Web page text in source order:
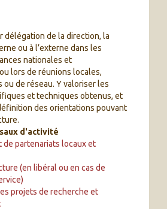
délégation de la direction, la
ou à l’externe dans les
nationales et
lors de réunions locales,
de réseau. Y valoriser les
et techniques obtenus, et
des orientations pouvant
d'activité
de partenariats locaux et
(en libéral ou en cas de
projets de recherche et